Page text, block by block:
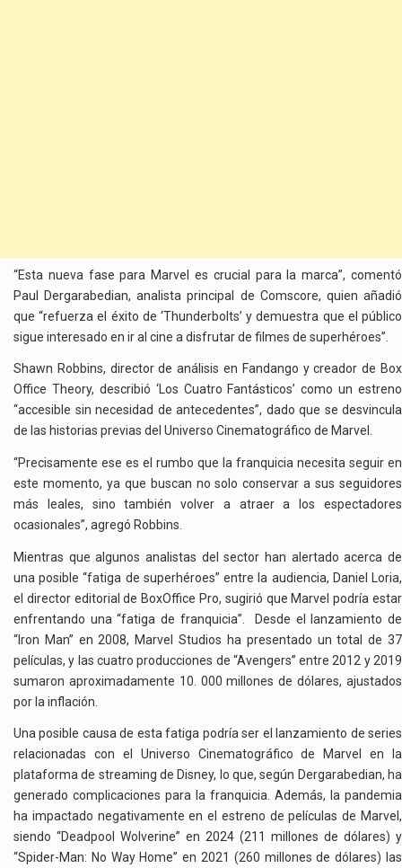
“Esta nueva fase para Marvel es crucial para la marca”, comentó
Paul Dergarabedian, analista principal de Comscore, quien añadió
que “refuerza el éxito de ‘Thunderbolts’ y demuestra que el público
sigue interesado en ir al cine a disfrutar de filmes de superhéroes”.
Shawn Robbins, director de análisis en Fandango y creador de Box
Office Theory, describió ‘Los Cuatro Fantásticos’ como un estreno
“accesible sin necesidad de antecedentes”, dado que se desvincula
de las historias previas del Universo Cinematográfico de Marvel.
“Precisamente ese es el rumbo que la franquicia necesita seguir en
este momento, ya que buscan no solo conservar a sus seguidores
más leales, sino también volver a atraer a los espectadores
ocasionales”, agregó Robbins.
Mientras que algunos analistas del sector han alertado acerca de
una posible “fatiga de superhéroes” entre la audiencia, Daniel Loria,
el director editorial de BoxOffice Pro, sugirió que Marvel podría estar
enfrentando una “fatiga de franquicia”. Desde el lanzamiento de
“Iron Man” en 2008, Marvel Studios ha presentado un total de 37
películas, y las cuatro producciones de “Avengers” entre 2012 y 2019
sumaron aproximadamente 10. 000 millones de dólares, ajustados
por la inflación.
Una posible causa de esta fatiga podría ser el lanzamiento de series
relacionadas con el Universo Cinematográfico de Marvel en la
plataforma de streaming de Disney, lo que, según Dergarabedian, ha
generado complicaciones para la franquicia. Además, la pandemia
ha impactado negativamente en el estreno de películas de Marvel,
siendo “Deadpool Wolverine” en 2024 (211 millones de dólares) y
“Spider-Man: No Way Home” en 2021 (260 millones de dólares) las